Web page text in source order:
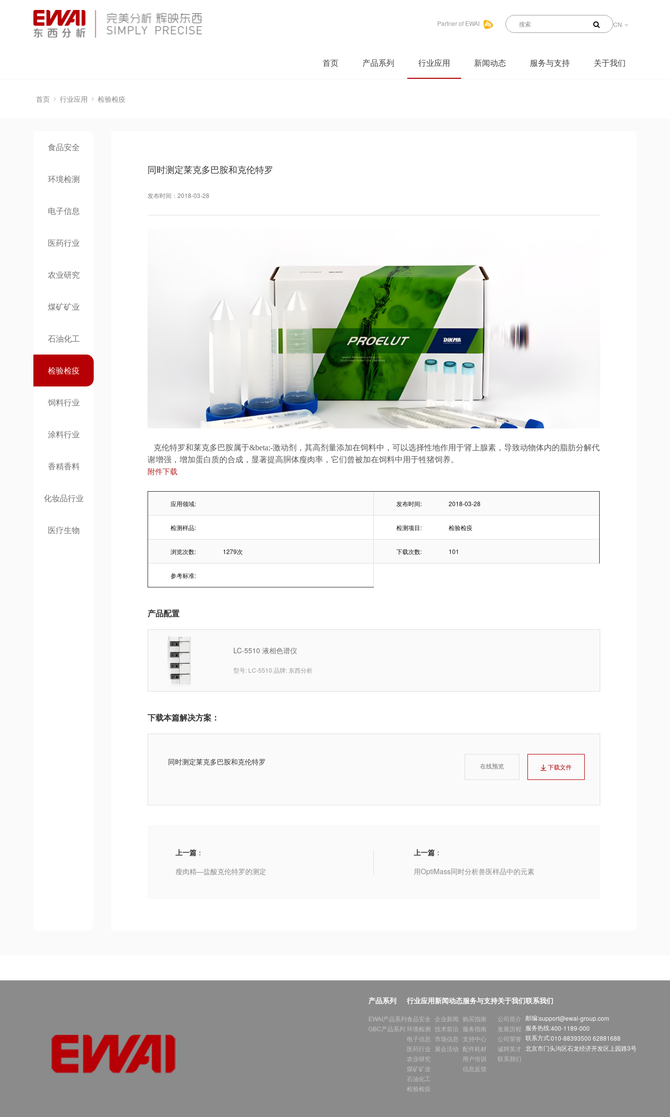
Partner of EWAI CN
首页 产品系列 行业应用 新闻动态 服务与支持 关于我们
首页 行业应用 检验检疫
食品安全
环境检测
电子信息
医药行业
农业研究
煤矿矿业
石油化工
检验检疫
饲料行业
涂料行业
香精香料
化妆品行业
医疗生物
同时测定莱克多巴胺和克伦特罗
发布时间：2018-03-28
克伦特罗和莱克多巴胺属于&beta;-激动剂，其高剂量添加在饲料中，可以选择性地作用于肾上腺素，导致动物体内的脂肪分解代
谢增强，增加蛋白质的合成，显著提高胴体瘦肉率，它们曾被加在饲料中用于牲猪饲养。
附件下载
应用领域: 发布时间: 2018-03-28
检测样品: 检测项目: 检验检疫
浏览次数: 1279次 下载次数: 101
参考标准:
产品配置
LC-5510 液相色谱仪
型号: LC-5510 品牌: 东西分析
下载本篇解决方案：
同时测定莱克多巴胺和克伦特罗 在线预览 下载文件
上一篇 ：
瘦肉精—盐酸克伦特罗的测定
上一篇：
用OptiMass同时分析兽医样品中的元素
产品系列
EWAI产品系列
GBC产品系列
行业应用
食品安全
环境检测
电子信息
医药行业
农业研究
煤矿矿业
石油化工
检验检疫
新闻动态
企业新闻
技术前沿
市场信息
展会活动
服务与支持
购买指南
服务指南
支持中心
配件耗材
用户培训
信息反馈
关于我们
公司简介
发展历程
公司荣誉
诚聘英才
联系我们
联系我们
邮编:support@ewai-group.com
服务热线:400-1189-000
联系方式:010-88393500 62881688
北京市门头沟区石龙经济开发区上园路3号